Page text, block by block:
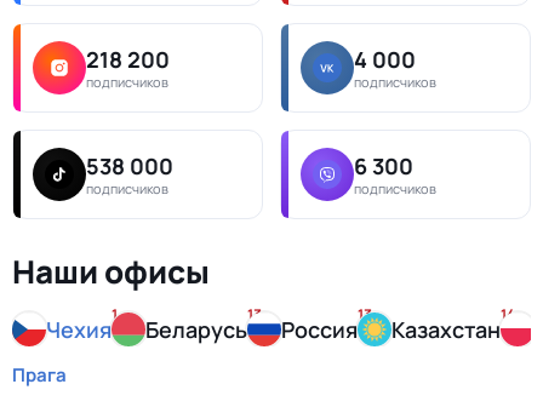
218 200
подписчиков
4 000
подписчиков
538 000
подписчиков
6 300
подписчиков
Наши офисы
Чехия
1
Беларусь
13
Россия
13
Казахстан
14
Прага